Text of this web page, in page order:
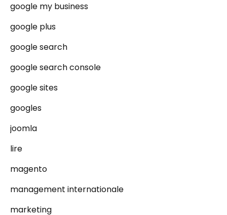
google my business
google plus
google search
google search console
google sites
googles
joomla
lire
magento
management internationale
marketing